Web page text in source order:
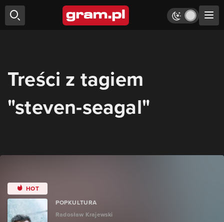
Treści z tagiem
"steven-seagal"
HOT
POPKULTURA
Radosław Krajewski